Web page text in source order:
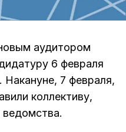
аудитором
6 февраля
7 февраля,
коллективу,